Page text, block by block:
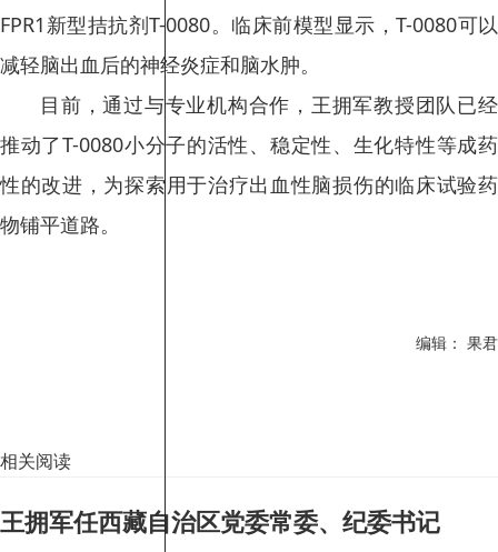
FPR1新型拮抗剂T-0080。临床前模型显示，T-0080可以
减轻脑出血后的神经炎症和脑水肿。
目前，通过与专业机构合作，王拥军教授团队已经
推动了T-0080小分子的活性、稳定性、生化特性等成药
性的改进，为探索用于治疗出血性脑损伤的临床试验药
物铺平道路。
编辑： 果君
相关阅读
王拥军任西藏自治区党委常委、纪委书记